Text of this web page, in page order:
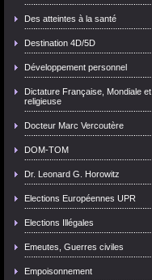
Des atteintes à la santé
Destination 4D/5D
Développement personnel
Dictature Française, Mondiale et
religieuse
Docteur Marc Vercoutère
DOM-TOM
Dr. Leonard G. Horowitz
Elections Européennes UPR
Elections Illégales
Emeutes, Guerres civiles
Empoisonnement